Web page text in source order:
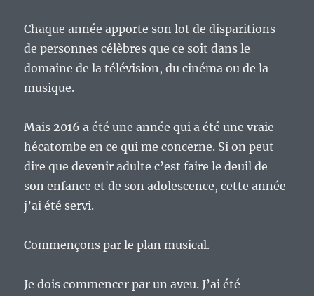
Chaque année apporte son lot de disparitions
de personnes célèbres que ce soit dans le
domaine de la télévision, du cinéma ou de la
musique.
Mais 2016 a été une année qui a été une vraie
hécatombe en ce qui me concerne. Si on peut
dire que devenir adulte c’est faire le deuil de
son enfance et de son adolescence, cette année
j’ai été servi.
Commençons par le plan musical.
Je dois commencer par un aveu. J’ai été